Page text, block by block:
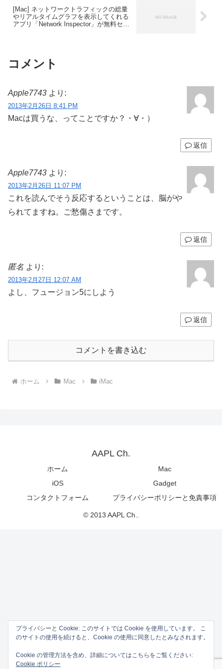
[Mac] ネットワークトラフィックの総量
やリアルタイムグラフを表示してくれる
アプリ「Network Inspector」が無料セー
コメント
Apple7743 より:
2013年2月26日 8:41 PM
Macは買うな、ってことですか？・∀・）
返信
Apple7743 より:
2013年2月26日 11:07 PM
これを読んでそう反応するということは、脳がや
られてますね。ご愁傷さまです。
返信
匿名 より:
2013年2月27日 12:07 AM
よし、フュージョン5にしよう
返信
コメントを書き込む
ホーム Mac iMac
AAPL Ch.
ホーム
Mac
iOS
Gadget
コンタクトフォーム
プライバシーポリシーと免責事項
© 2013 AAPL Ch..
プライバシーと Cookie: このサイトでは Cookie を使用しています。 こ
のサイトの使用を続けると、Cookie の使用に同意したとみなされます。
Cookie の管理方法を含め、詳細についてはこちらをご覧ください:
Cookie ポリシー